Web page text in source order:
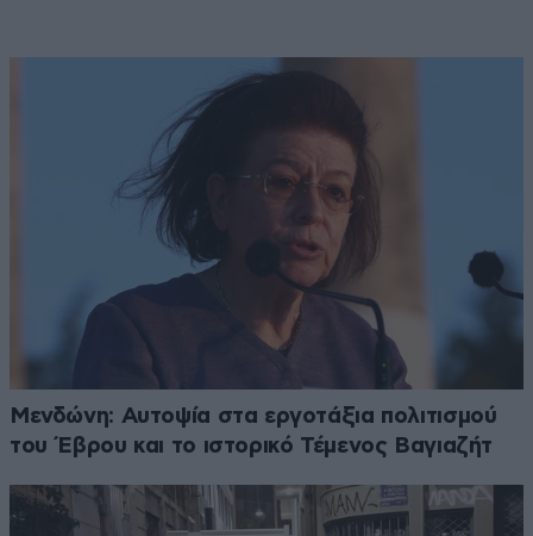
Μενδώνη: Αυτοψία στα εργοτάξια πολιτισμού
του Έβρου και το ιστορικό Τέμενος Βαγιαζήτ